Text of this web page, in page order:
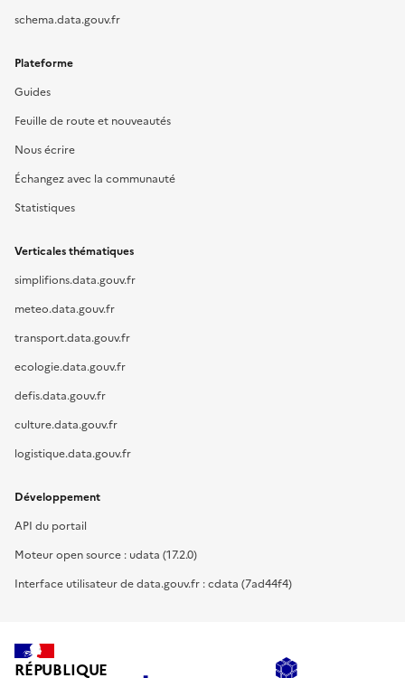
schema.data.gouv.fr
Plateforme
Guides
Feuille de route et nouveautés
Nous écrire
Échangez avec la communauté
Statistiques
Verticales thématiques
simplifions.data.gouv.fr
meteo.data.gouv.fr
transport.data.gouv.fr
ecologie.data.gouv.fr
defis.data.gouv.fr
culture.data.gouv.fr
logistique.data.gouv.fr
Développement
API du portail
Moteur open source : udata (17.2.0)
Interface utilisateur de data.gouv.fr : cdata (7ad44f4)
RÉPUBLIQUE